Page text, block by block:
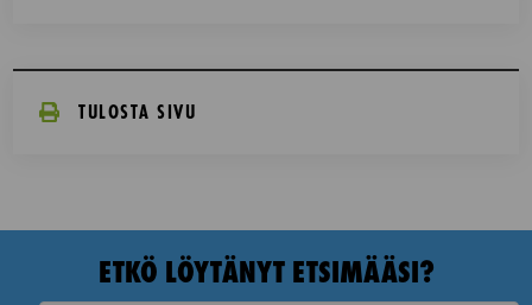
TULOSTA SIVU
ETKÖ LÖYTÄNYT ETSIMÄÄSI?